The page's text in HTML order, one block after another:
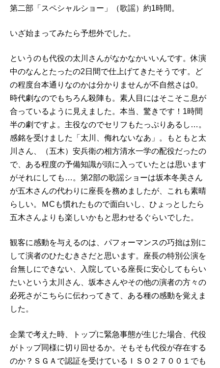
第二部「スペシャルショー」（歌謡）約1時間。
いざ始まってみたら予想外でした。
というのも代役の太川さんがなかなかいいんです。休演
中のなんとたったの2日間で仕上げてきたそうです。ど
の程度台本通りなのかは分かりませんが不自然さは0。
時代劇なのでもちろん殺陣も。素人目にはそこそこ息が
合っているように見えました。本当、驚きです！1時間
半の劇ですよ。主役なのでセリフもたっぷりあるし…。
感銘を受けました「太川、侮れないなあ」。もともと太
川さん、（五木）安兵衛の相方清水一学の配役だったの
で、ある程度の予備知識が頭に入っていたとは思います
がそれにしても…。第2部の歌謡ショーは坂本冬美さん
が五木さんの代わりに座長を務めましたが、これも素晴
らしい。ＭCも慣れたもので面白いし、ひょっとしたら
五木さんよりも楽しいかもと思わせるぐらいでした。
観客に感動を与えるのは、パフォーマンスの巧拙は別に
して演者のひたむきさだと思います。座長の特別公演を
台無しにできない、入院している座長に安心してもらい
たいという太川さん、坂本さんやその他の演者の方々の
必死さがこちらに伝わってきて、ある種の感動を覚えま
した。
企業で考えた時、トップに緊急事態が生じた場合、代役
がトップ同様に切り回せるか。そもそも代役が存在する
のか？ＳＧＡで認証を受けているＩＳＯ２７００１でも